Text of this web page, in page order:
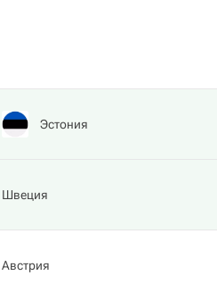
Эстония
Швеция
Австрия